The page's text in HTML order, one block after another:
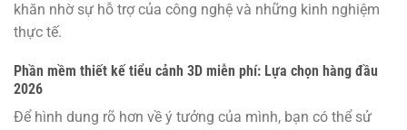
khăn nhờ sự hỗ trợ của công nghệ và những kinh nghiệm
thực tế.
Phần mềm thiết kế tiểu cảnh 3D miễn phí: Lựa chọn hàng đầu
2026
Để hình dung rõ hơn về ý tưởng của mình, bạn có thể sử